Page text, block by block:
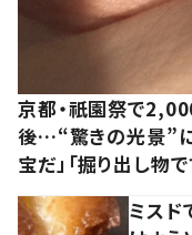
京都・祇園祭で
後…“驚きの光景”に
宝だ」「掘り出し物で
ミスド